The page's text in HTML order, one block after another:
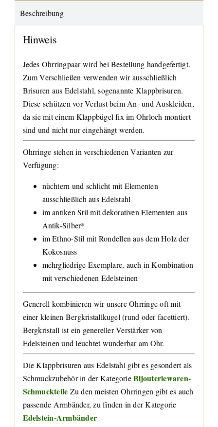
Beschreibung
Hinweis
Jedes Ohrringpaar wird bei Bestellung handgefertigt.
Zum Verschließen verwenden wir ausschließlich
Brisuren aus Edelstahl, sogenannte Klappbrisuren.
Diese schützen vor Verlust beim An- und Auskleiden,
da sie mit einem Klappbügel fix im Ohrloch montiert
sind und nicht nur eingehängt werden.
Ohrringe stehen in verschiedenen Varianten zur
Verfügung:
nüchtern und schlicht mit Elementen
ausschließlich aus Edelstahl
im antiken Stil mit dekorativen Elementen aus
Antik-Silber*
im Ethno-Stil mit Rondellen aus dem Holz der
Kokosnuss
mehrgliedrige Exemplare, auch in Kombination
mit verschiedenen Edelsteinen
Generell kombinieren wir unsere Ohrringe oft mit
einer kleinen Bergkristallkugel (rund oder facettiert).
Bergkristall ist ein genereller Verstärker von
Edelsteinen und leuchtet wunderbar am Ohr.
Die Klappbrisuren aus Edelstahl gibt es gesondert als
Schmuckzubehör in der KategorieBijouteriewaren-
Schmuckteile Zu den meisten Ohrringen gibt es auch
passende Armbänder, zu finden in der Kategorie
Edelstein-Armbänder